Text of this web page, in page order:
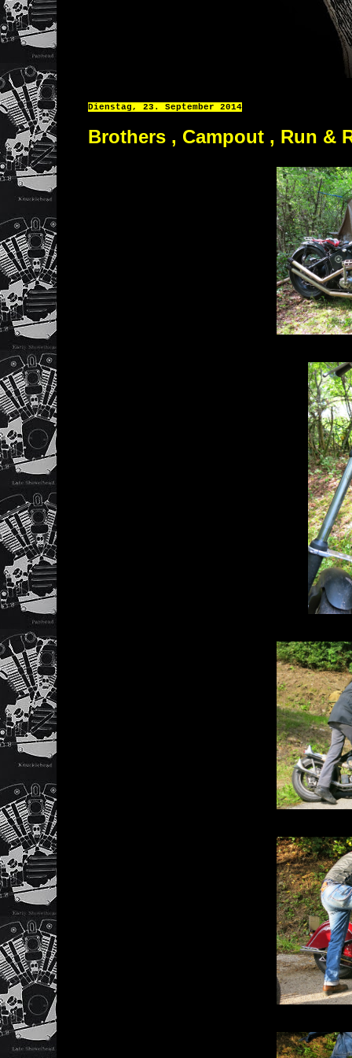
Dienstag, 23. September 2014
Brothers , Campout , Run &